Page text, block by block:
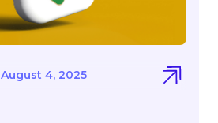
August 4, 2025